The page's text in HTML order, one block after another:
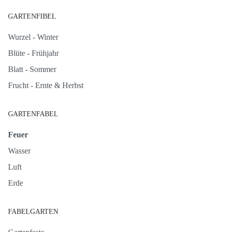
GARTENFIBEL
Wurzel - Winter
Blüte - Frühjahr
Blatt - Sommer
Frucht - Ernte & Herbst
GARTENFABEL
Feuer
Wasser
Luft
Erde
FABELGARTEN